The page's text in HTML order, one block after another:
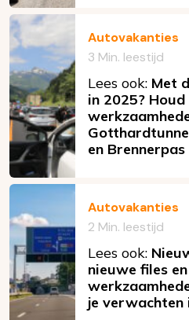
Autovakanties
3 Min. leestijd
Lees ook: Met
in 2025?
en Brennerpas
Autovakanties
2 Min. leestijd
Lees ook:
nieuwe files
je verwachten